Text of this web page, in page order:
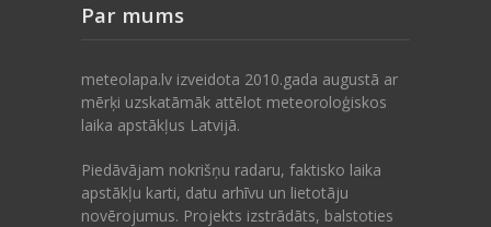
Par mums
meteolapa.lv izveidota 2010.gada augustā ar
mērķi uzskatāmāk attēlot meteoroloģiskos
laika apstākļus Latvijā.
Piedāvājam nokrišņu radaru, faktisko laika
apstākļu karti, datu arhīvu un lietotāju
novērojumus. Projekts izstrādāts, balstoties